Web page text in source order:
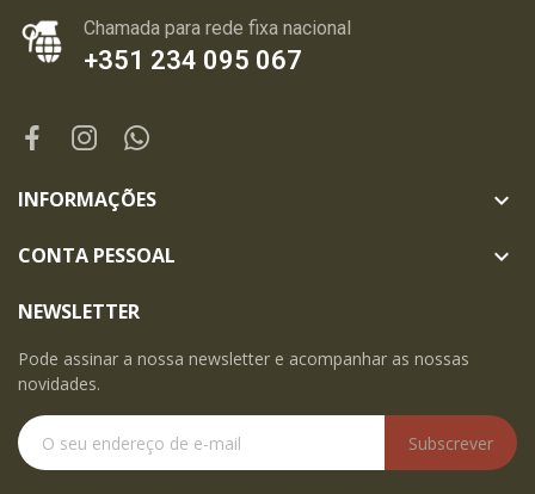
Chamada para rede fixa nacional
+351 234 095 067
INFORMAÇÕES 
CONTA PESSOAL 
NEWSLETTER
Pode assinar a nossa newsletter e acompanhar as nossas
novidades.
Subscrever